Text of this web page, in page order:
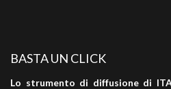
BASTA UN CLICK
Lo strumento di diffusione di